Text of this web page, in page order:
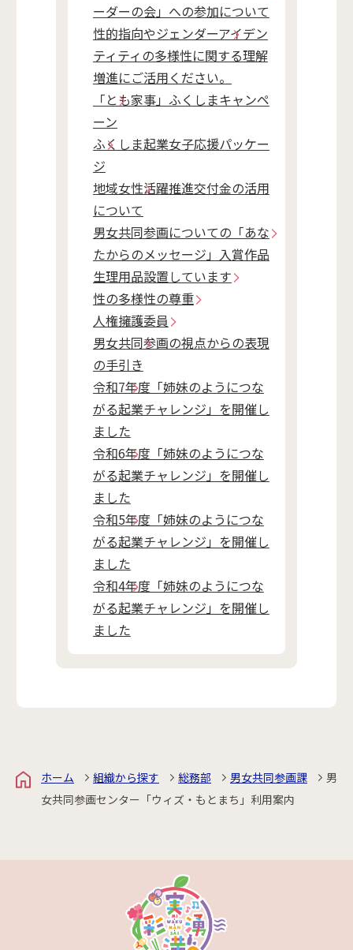
ーダーの会」への参加について
性的指向やジェンダーアイデン
ティティの多様性に関する理解
増進にご活用ください。
「とも家事」ふくしまキャンペ
ーン
ふくしま起業女子応援パッケー
ジ
地域女性活躍推進交付金の活用
について
男女共同参画についての「あな
たからのメッセージ」入賞作品
生理用品設置しています
性の多様性の尊重
人権擁護委員
男女共同参画の視点からの表現
の手引き
令和7年度「姉妹のようにつな
がる起業チャレンジ」を開催し
ました
令和6年度「姉妹のようにつな
がる起業チャレンジ」を開催し
ました
令和5年度「姉妹のようにつな
がる起業チャレンジ」を開催し
ました
令和4年度「姉妹のようにつな
がる起業チャレンジ」を開催し
ました
ホーム 組織から探す 総務部 男女共同参画課
男
女共同参画センター「ウィズ・もとまち」利用案内